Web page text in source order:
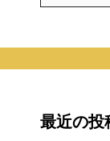
最近の投